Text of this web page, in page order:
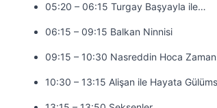
05:20 – 06:15 Turgay Başyayla ile…
06:15 – 09:15 Balkan Ninnisi
09:15 – 10:30 Nasreddin Hoca
10:30 – 13:15 Alişan ile Hayata